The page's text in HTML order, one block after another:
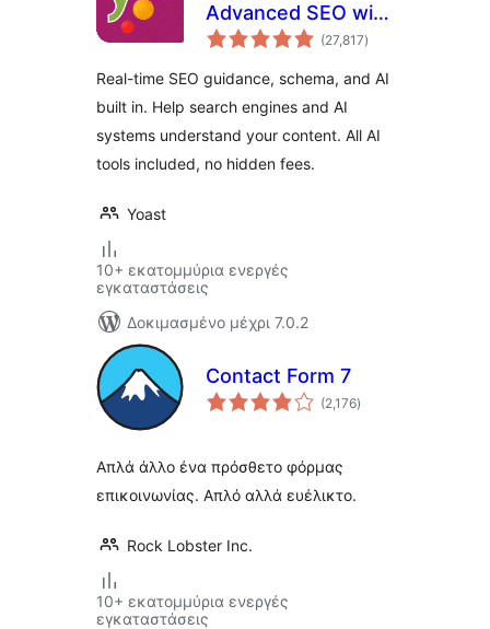
Advanced SEO with
real-time guidance
(27,817αξιολογήσεις
σύνολο
)
Real-time SEO guidance, schema, and AI
built in. Help search engines and AI
systems understand your content. All AI
tools included, no hidden fees.
Yoast
10+ εκατομμύρια ενεργές
εγκαταστάσεις
Δοκιμασμένο μέχρι 7.0.2
Contact Form 7
(2,176αξιολογήσεις
σύνολο
)
Απλά άλλο ένα πρόσθετο φόρμας
επικοινωνίας. Απλό αλλά ευέλικτο.
Rock Lobster Inc.
10+ εκατομμύρια ενεργές
εγκαταστάσεις